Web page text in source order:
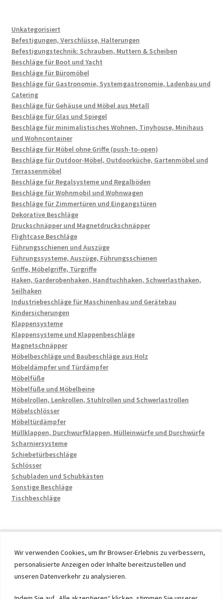
Wir verwenden Cookies, um Ihr Browser-Erlebnis zu verbessern,
personalisierte Anzeigen oder Inhalte bereitzustellen und
unseren Datenverkehr zu analysieren.
Unkategorisiert
Befestigungen, Verschlüsse, Halterungen
Befestigungstechnik: Schrauben, Muttern & Scheiben
Beschläge für Boot und Yacht
Beschläge für Büromöbel
Beschläge für Gastronomie, Systemgastronomie, Ladenbau und
Catering
Beschläge für Gehäuse und Möbel aus Metall
Beschläge für Glas und Spiegel
Beschläge für minimalistisches Wohnen, Tinyhouse, Minihaus
und Wohncontainer
Beschläge für Möbel ohne Griffe (push-to-open)
Beschläge für Outdoor-Möbel, Outdoorküche, Gartenmöbel und
Terrassenmöbel
Beschläge für Regalsysteme und Regalböden
Beschläge für Wohnmobil und Wohnwagen
Beschläge für Zimmertüren und Eingangstüren
Dekorative Beschläge
Druckschnäpper und Magnetdruckschnäpper
Flightcase Beschläge
Führungsschienen und Auszüge
Führungssysteme, Auszüge, Führungsschienen
Griffe, Möbelgriffe, Türgriffe
Haken, Garderobenhaken, Handtuchhaken, Schwerlasthaken,
Seilhaken
Industriebeschläge für Maschinenbau und Gerätebau
Kindersicherungen
Klappensysteme
Klappensysteme und Klappenbeschläge
Magnetschnäpper
Möbelbeschläge und Baubeschläge aus Holz
Möbeldämpfer und Türdämpfer
Möbelfüße
Möbelfüße und Möbelbeine
Möbelrollen, Lenkrollen, Stuhlrollen und Schwerlastrollen
Möbelschlösser
Möbeltürdämpfer
Müllklappen, Durchwurfklappen, Mülleinwürfe und Durchwürfe
Scharniersysteme
Schiebetürbeschläge
Schlösser
Schubladen und Schubkästen
Sonstige Beschläge
Tischbeschläge
© 2026 by UMAXO Germany, member of the ERUON Group.
High quality Fittings, mechanical Components and
Fasteners